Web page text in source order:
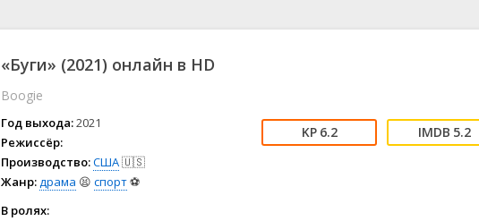
🕺 Мюзикл
👨‍💼 Новости
👨‍💻 Реальное тв
🎤 Ток-шоу
😱 Ужасы
🧙‍♀️ Фантастика
🤠 Фильм-нуар
🧝‍♂️ Фэнтези
🏅 Церемония
«Буги» (2021) онлайн в HD
Boogie
Год выхода:2021
Режиссёр:
Производство:США🇺🇸
Жанр:драма 😫 спорт⚽
6.2 5.2
В ролях: